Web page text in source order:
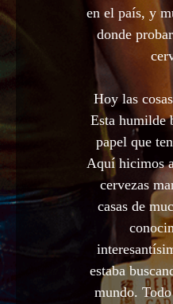
en el país, y
donde
Hoy las
Esta humilde
papel que
Aquí hicimos
cervezas
casas de
estaba
mundo.